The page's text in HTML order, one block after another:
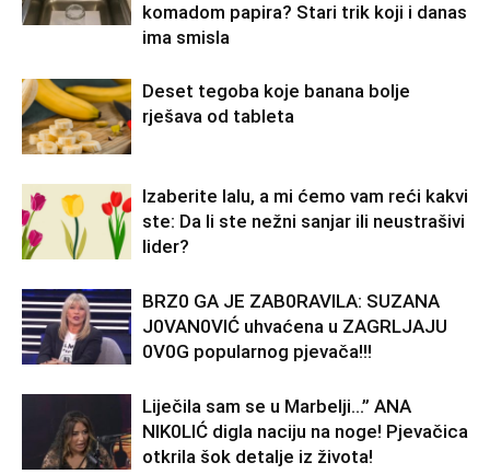
komadom papira? Stari trik koji i danas
ima smisla
Deset tegoba koje banana bolje
rješava od tableta
Izaberite lalu, a mi ćemo vam reći kakvi
ste: Da li ste nežni sanjar ili neustrašivi
lider?
BRZ0 GA JE ZAB0RAVlLA: SUZANA
J0VAN0VIĆ uhvaćena u ZAGRLJAJU
0V0G popularnog pjevača!!!
Liječila sam se u Marbelji…” ANA
NlK0LlĆ digla naciju na noge! Pjevačica
otkrila šok detalje iz života!